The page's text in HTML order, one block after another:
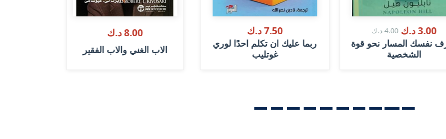
3.00 د.ك 4.00 د.ك
نفسك المسار نحو قوة
الشخصية
7.50 د.ك
ربما عليك ان تكلم احدًا لوري
غوتليب
8.00 د.ك
الاب الغني والاب الفقير